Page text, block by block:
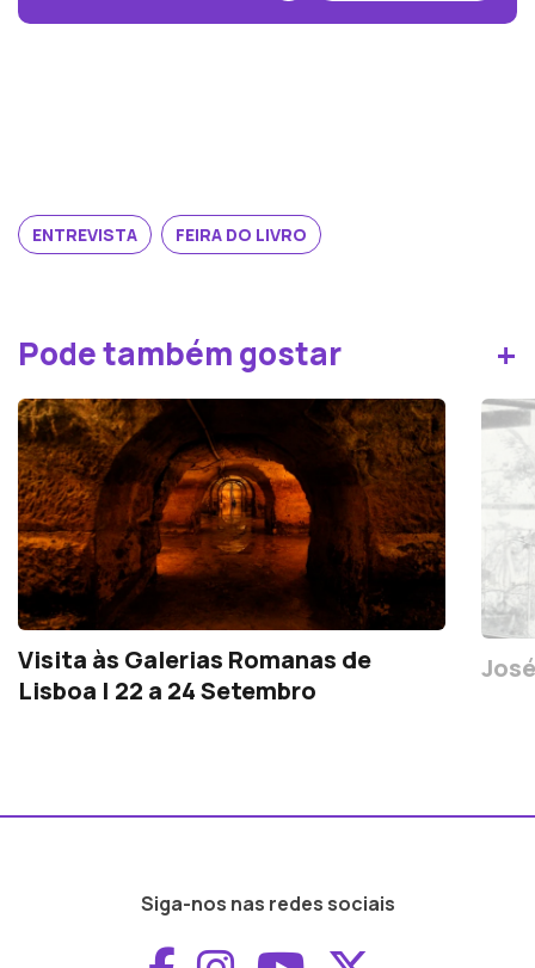
ENTREVISTA FEIRA DO LIVRO
Pode também gostar +
Visita às Galerias Romanas de
Lisboa | 22 a 24 Setembro
Siga-nos nas redes sociais